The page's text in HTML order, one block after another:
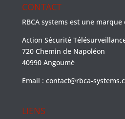
CONTACT
RBCA systems est une
Action Sécurité
720 Chemin de Napoléon
40990 Angoumé
Email : contact@rbca-
LIENS